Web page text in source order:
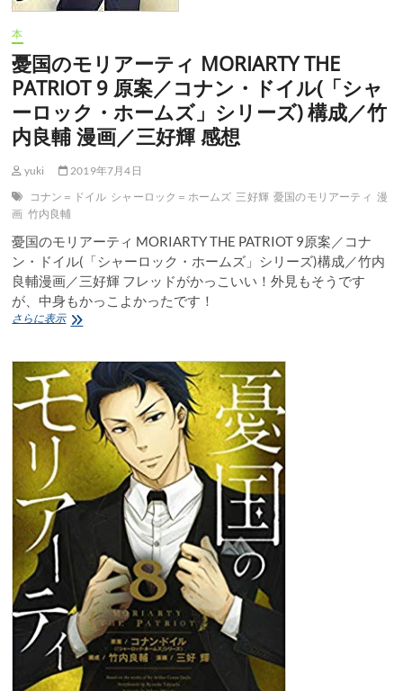
良
好
輝
小
説
／
埼
要
感
想
本
憂国のモリアーティ MORIARTY THE
PATRIOT 9 原案／コナン・ドイル(「シャ
ーロック・ホームズ」シリーズ) 構成／竹
内良輔 漫画／三好輝 感想
yuki
2019年7月4日
コナン＝ドイル シャーロック＝ホームズ 三好輝 憂国のモリアーティ 漫
画 竹内良輔
憂国のモリアーティ MORIARTY THE PATRIOT 9原案／コナ
ン・ドイル(「シャーロック・ホームズ」シリーズ)構成／竹内
良輔漫画／三好輝 フレッドがかっこいい！外見もそうです
が、中身もかっこよかったです！
さらに表示憂
モ
リ
ア
ー
テ
MORIARTY
THE
PATRIOT
9
ン・
ド
イ
ル
(「シ